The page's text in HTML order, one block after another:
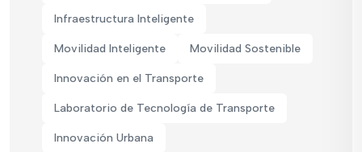
Infraestructura Inteligente
Movilidad Inteligente Movilidad Sostenible
Innovación en el Transporte
Laboratorio de Tecnología de Transporte
Innovación Urbana